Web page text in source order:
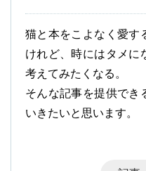
猫と本をこよなく愛す
けれど、時にはタメに
考えてみたくなる。
そんな記事を提供でき
いきたいと思います。